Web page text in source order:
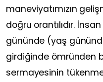
maneviyatımızın
doğru orantılıdır.
gününde (yaş
girdiğinde ömründen
sermayesinin